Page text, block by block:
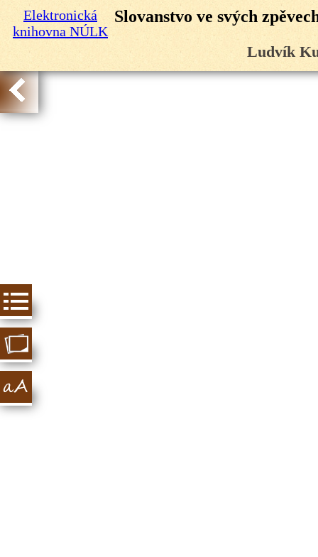
Elektronická
knihovna NÚLK
Slovanstvo ve svých
Ludvík